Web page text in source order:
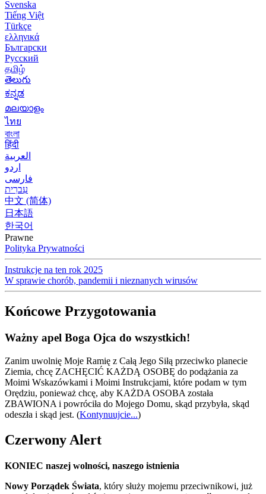
Svenska
Tiếng Việt
Türkçe
ελληνικά
Български
Русский
தமிழ்
తెలుగు
ಕನ್ನಡ
മലയാളം
ไทย
বাংলা
हिंदी
العربية
اردو
فارسی
עִברִית
中文 (简体)
日本語
한국어
Prawne
Polityka Prywatności
Instrukcje na ten rok 2025
W sprawie chorób, pandemii i nieznanych wirusów
Końcowe Przygotowania
Ważny apel Boga Ojca do wszystkich!
Zanim uwolnię Moje Ramię z Całą Jego Siłą przeciwko planecie
Ziemia, chcę ZACHĘCIĆ KAŻDĄ OSOBĘ do podążania za
Moimi Wskazówkami i Moimi Instrukcjami, które podam w tym
Orędziu, ponieważ chcę, aby KAŻDA OSOBA została
ZBAWIONA i powróciła do Mojego Domu, skąd przybyła, skąd
odeszła i skąd jest. (Kontynuujcie...)
Czerwony Alert
KONIEC naszej wolności, naszego istnienia
Nowy Porządek Świata, który służy mojemu przeciwnikowi, już